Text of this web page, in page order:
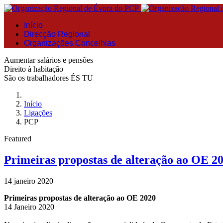
Início
Direcção Regional
Organizações Concelhias
Aumentar salários e pensões
Direito à habitação
São os trabalhadores ÉS TU
Início
Ligações
PCP
Featured
Primeiras propostas de alteração ao OE
14 janeiro 2020
Primeiras propostas de alteração ao OE 2020
14 Janeiro 2020